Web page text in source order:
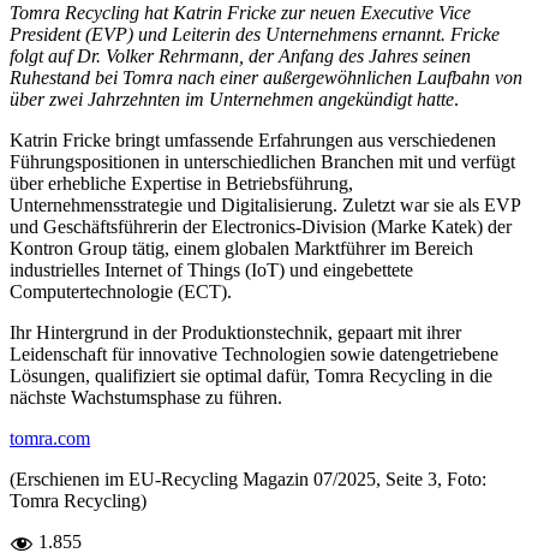
Tomra Recycling hat Katrin Fricke zur neuen Executive Vice
President (EVP) und Leiterin des Unternehmens ernannt. Fricke
folgt auf Dr. Volker Rehrmann, der Anfang des Jahres seinen
Ruhestand bei Tomra nach einer außergewöhnlichen Laufbahn von
über zwei Jahrzehnten im Unternehmen angekündigt hatte.
Katrin Fricke bringt umfassende Erfahrungen aus verschiedenen
Führungspositionen in unterschiedlichen Branchen mit und verfügt
über erhebliche Expertise in Betriebsführung,
Unternehmensstrategie und Digitalisierung. Zuletzt war sie als EVP
und Geschäftsführerin der Electronics-Division (Marke Katek) der
Kontron Group tätig, einem globalen Marktführer im Bereich
industrielles Internet of Things (IoT) und eingebettete
Computertechnologie (ECT).
Ihr Hintergrund in der Produktionstechnik, gepaart mit ihrer
Leidenschaft für innovative Technologien sowie datengetriebene
Lösungen, qualifiziert sie optimal dafür, Tomra Recycling in die
nächste Wachstumsphase zu führen.
tomra.com
(Erschienen im EU-Recycling Magazin 07/2025, Seite 3, Foto:
Tomra Recycling)
1.855